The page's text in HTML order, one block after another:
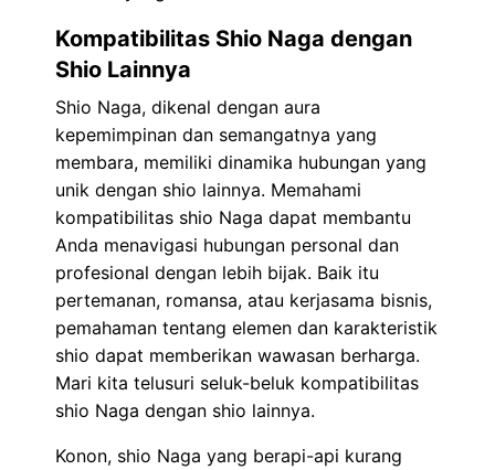
Kompatibilitas Shio Naga dengan
Shio Lainnya
Shio Naga, dikenal dengan aura
kepemimpinan dan semangatnya yang
membara, memiliki dinamika hubungan yang
unik dengan shio lainnya. Memahami
kompatibilitas shio Naga dapat membantu
Anda menavigasi hubungan personal dan
profesional dengan lebih bijak. Baik itu
pertemanan, romansa, atau kerjasama bisnis,
pemahaman tentang elemen dan karakteristik
shio dapat memberikan wawasan berharga.
Mari kita telusuri seluk-beluk kompatibilitas
shio Naga dengan shio lainnya.
Konon, shio Naga yang berapi-api kurang